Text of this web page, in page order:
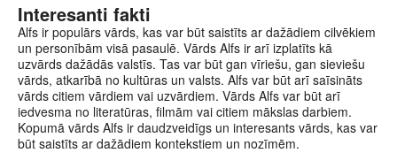
Interesanti fakti
Alfs ir populārs vārds, kas var būt saistīts ar dažādiem cilvēkiem
un personībām visā pasaulē. Vārds Alfs ir arī izplatīts kā
uzvārds dažādās valstīs. Tas var būt gan vīriešu, gan sieviešu
vārds, atkarībā no kultūras un valsts. Alfs var būt arī saīsināts
vārds citiem vārdiem vai uzvārdiem. Vārds Alfs var būt arī
iedvesma no literatūras, filmām vai citiem mākslas darbiem.
Kopumā vārds Alfs ir daudzveidīgs un interesants vārds, kas var
būt saistīts ar dažādiem kontekstiem un nozīmēm.